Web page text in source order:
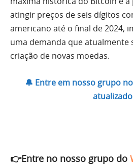
atingir preços de seis dígitos
americano até o final de 2024,
uma demanda que atualmente
criação de novas moedas.
🔔 Entre em nosso grupo
👉Entre no nosso grupo do